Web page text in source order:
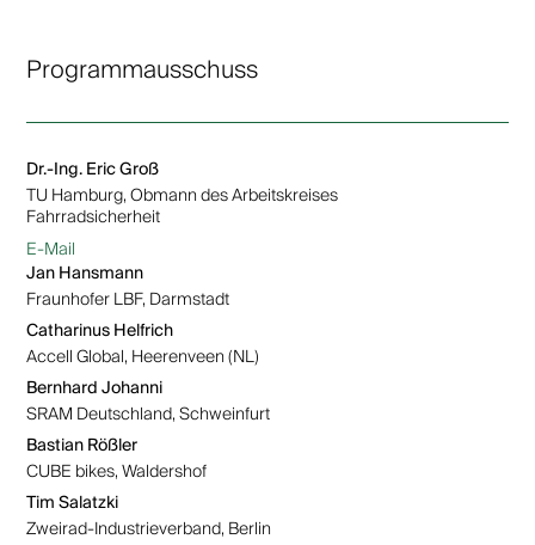
Programmausschuss
Dr.-Ing. Eric Groß
TU Hamburg, Obmann des Arbeitskreises
Fahrradsicherheit
E-Mail
Jan Hansmann
Fraunhofer LBF, Darmstadt
Catharinus Helfrich
Accell Global, Heerenveen (NL)
Bernhard Johanni
SRAM Deutschland, Schweinfurt
Bastian Rößler
CUBE bikes, Waldershof
Tim Salatzki
Zweirad-Industrieverband, Berlin